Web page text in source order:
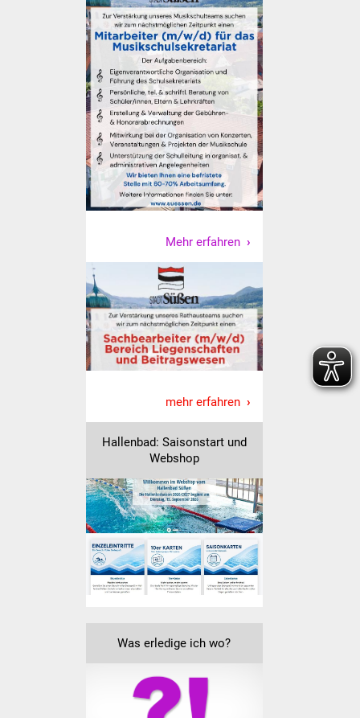
Vereine und Parteien
Selbsteintrag Vereine
Beirat Süßener Vereine
Sportanlagen
Tourismus
Erlebnisregion
Route der
Industriekultur
Lebenslagen
Senioren
Stadtseniorenrat
Sommerwochen für
Ältere
Seniorenwohn- und
Pflegeheim
Familien
Familientreff
Schülerferienprogramm
Migration und Integration
Mehr erfahren
mehr erfahren
Hallenbad: Saisonstart und
Webshop
Was erledige ich wo?